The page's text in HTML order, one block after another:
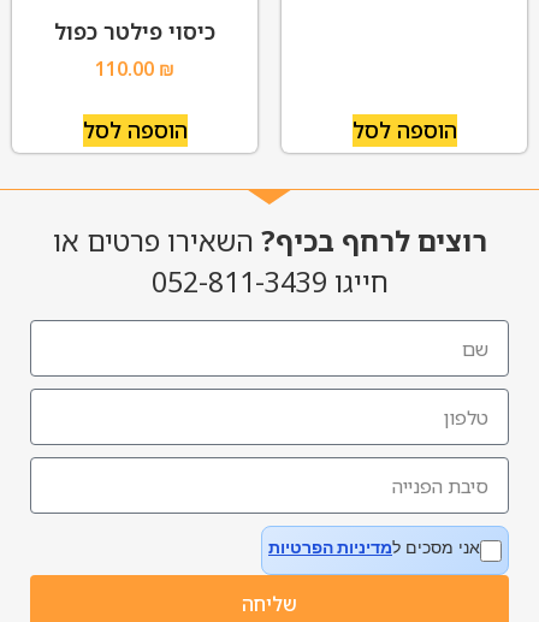
הוספה לסל
כיסוי פילטר כפול
110.00 ₪
הוספה לסל
רוצים לרחף בכיף? השאירו פרטים או
חייגו 052-811-3439
אני מסכים למדיניות הפרטיות
שליחה